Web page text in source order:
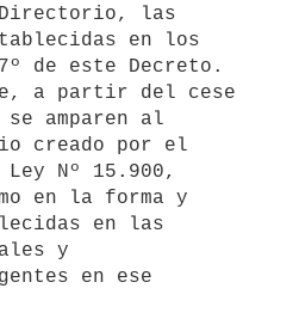
Directorio, las
en los
de este Decreto.
a partir del cese
amparen al
creado por el
Nº 15.900,
en la forma y
en las
y
en ese